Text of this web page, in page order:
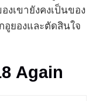
เขายังคงเป็นของ
อูยองและตัดสินใจ
Again